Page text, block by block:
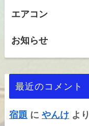
エアコン
お知らせ
最近のコメント
宿題 に やんけ より